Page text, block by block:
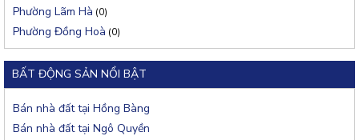
Phường Lãm Hà (0)
Phường Đồng Hoà (0)
BẤT ĐỘNG SẢN NỔI BẬT
Bán nhà đất tại Hồng Bàng
Bán nhà đất tại Ngô Quyền